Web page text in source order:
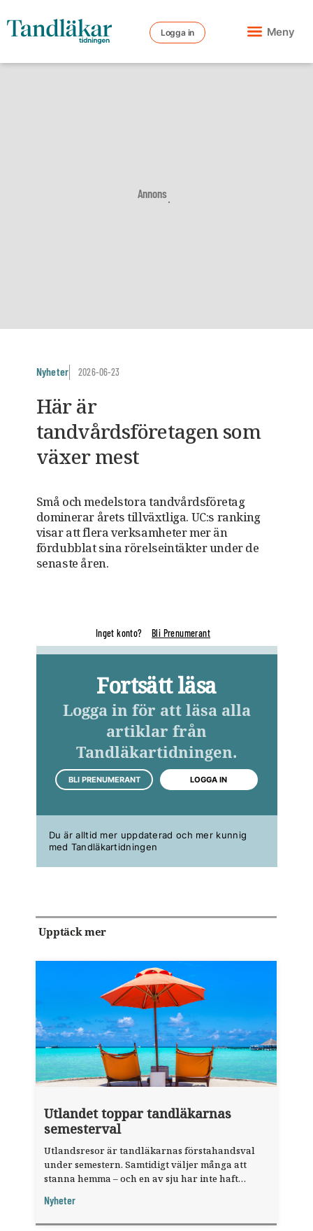
Logga in Meny
Annons
Nyheter 2026-06-23
Här är
tandvårdsföretagen som
växer mest
Små och medelstora tandvårdsföretag
dominerar årets tillväxtliga. UC:s ranking
visar att flera verksamheter mer än
fördubblat sina rörelseintäkter under de
senaste åren.
Inget konto? Bli Prenumerant
Fortsätt läsa
Logga in för att läsa alla
artiklar från
Tandläkartidningen.
BLI PRENUMERANT LOGGA IN
Du är alltid mer uppdaterad och mer kunnig
med Tandläkartidningen
Upptäck mer
Utlandet toppar tandläkarnas
semesterval
Utlandsresor är tandläkarnas förstahandsval
under semestern. Samtidigt väljer många att
stanna hemma – och en av sju har inte haft
fråga".
Nyheter